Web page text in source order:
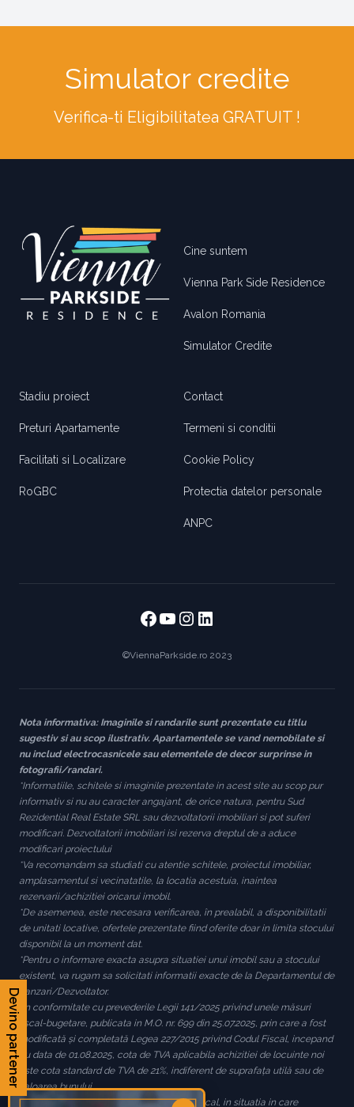
Simulator credite
Verifica-ti Eligibilitatea GRATUIT !
Cine suntem
Vienna Park Side Residence
Avalon Romania
Simulator Credite
Stadiu proiect
Preturi Apartamente
Facilitati si Localizare
RoGBC
Contact
Termeni si conditii
Cookie Policy
Protectia datelor personale
ANPC
Facebook
https://
https://
https://
©ViennaParkside.ro 2023
Nota informativa: Imaginile si randarile sunt prezentate cu titlu
sugestiv si au scop ilustrativ. Apartamentele se vand nemobilate si
nu includ electrocasnicele sau elementele de decor surprinse in
fotografii/randari.
*Informatiile, schitele si imaginile prezentate in acest site au scop pur
informativ si nu au caracter angajant, de orice natura, pentru Sud
Rezidential Real Estate SRL sau dezvoltatorii imobiliari si pot suferi
modificari. Dezvoltatorii imobiliari isi rezerva dreptul de a aduce
modificari proiectului
*Va recomandam sa studiati cu atentie schitele, proiectul imobiliar,
amplasamentul si vecinatatile, la locatia acestuia, inaintea
rezervarii/achizitiei oricarui imobil.
*De asemenea, este necesara verificarea, în prealabil, a disponibilitatii
de unitati locative, ofertele prezentate fiind oferite doar in limita stocului
disponibil la un moment dat.
*Pentru o informare exacta asupra situatiei unui imobil sau a stocului
existent, va rugam sa solicitati informatii exacte de la Departamentul de
Vanzari/Dezvoltator.
*In conformitate cu prevederile Legii 141/2025 privind unele măsuri
fiscal-bugetare, publicata in M.O. nr. 699 din 25.07.2025, prin care a fost
modificată și completată Legea 227/2015 privind Codul Fiscal, incepand
cu data de 01.08.2025, cota de TVA aplicabila achizitiei de locuinte noi
este cota standard de TVA de 21%, indiferent de suprafața utilă sau de
valoarea bunului.
*In conformitate cu prevederile Codului Fiscal, in situatia in care
Devino partener